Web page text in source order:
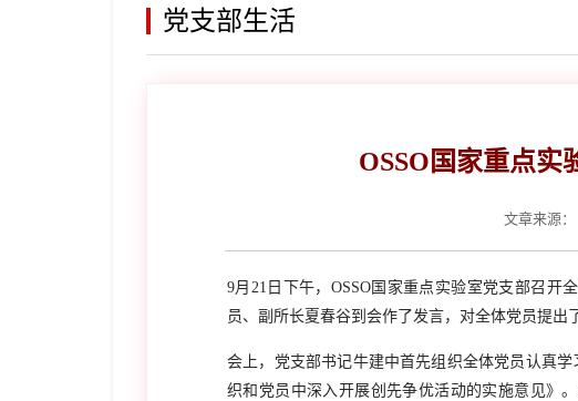
党支部生活
OSSO国家重点实
文章来源：
9月21日下午，OSSO国家重点实验室党支部召开
员、副所长夏春谷到会作了发言，对全体党员提出
会上，党支部书记牛建中首先组织全体党员认真
织和党员中深入开展创先争优活动的实施意见》